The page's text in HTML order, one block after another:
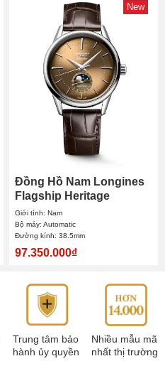
New
Đồng Hồ Nam Longines
Flagship Heritage
Moonphase L4.815.4.62.2
38.5mm
Giới tính: Nam
Bộ máy: Automatic
Đường kính: 38.5mm
97.350.000₫
Trung tâm bảo
hành ủy quyền
Nhiều mẫu mã
nhất thị trường